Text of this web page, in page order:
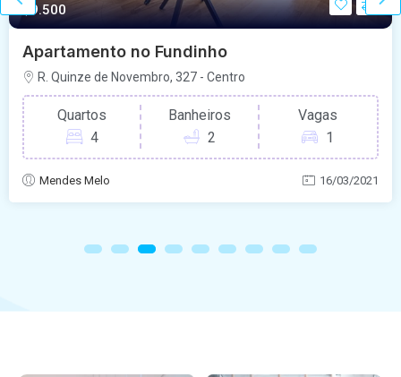
$9.500
Apartamento no Fundinho
R. Quinze de Novembro, 327 - Centro
Quartos
4
Banheiros
2
Vagas
1
Mendes Melo 16/03/2021